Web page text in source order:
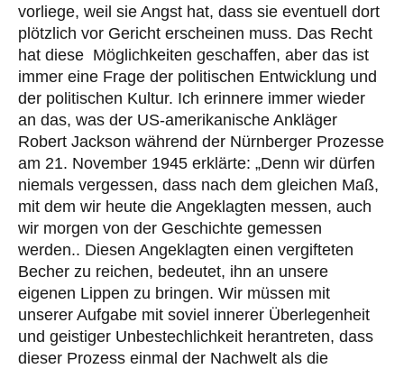
vorliege, weil sie Angst hat, dass sie eventuell dort
plötzlich vor Gericht erscheinen muss. Das Recht
hat diese Möglichkeiten geschaffen, aber das ist
immer eine Frage der politischen Entwicklung und
der politischen Kultur. Ich erinnere immer wieder
an das, was der US-amerikanische Ankläger
Robert Jackson während der Nürnberger Prozesse
am 21. November 1945 erklärte: „Denn wir dürfen
niemals vergessen, dass nach dem gleichen Maß,
mit dem wir heute die Angeklagten messen, auch
wir morgen von der Geschichte gemessen
werden.. Diesen Angeklagten einen vergifteten
Becher zu reichen, bedeutet, ihn an unsere
eigenen Lippen zu bringen. Wir müssen mit
unserer Aufgabe mit soviel innerer Überlegenheit
und geistiger Unbestechlichkeit herantreten, dass
dieser Prozess einmal der Nachwelt als die